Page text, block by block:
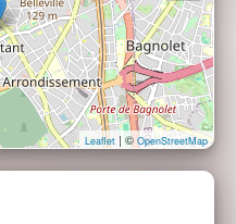
Leaflet | © OpenStreetMap